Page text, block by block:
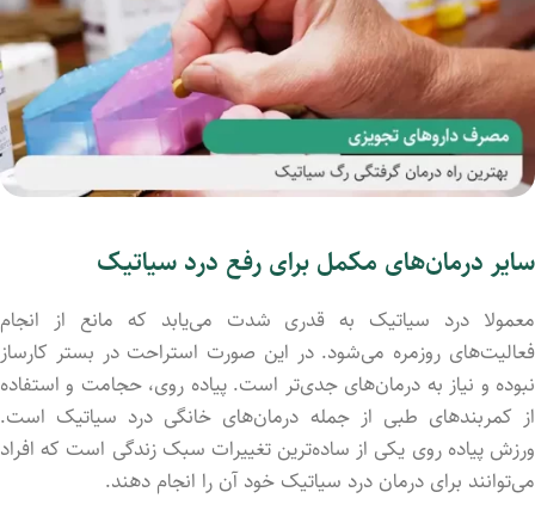
سایر درمان‌های مکمل برای رفع درد سیاتیک
معمولا درد سیاتیک به قدری شدت می‌یابد که مانع از انجام
فعالیت‌های روزمره می‌شود. در این صورت استراحت در بستر کارساز
نبود‌ه و نیاز به درمان‌های جدی‌تر است. پیاده روی، حجامت و استفاده
از کمربندهای طبی از جمله درمان‌های خانگی درد سیاتیک است.
ورزش پیاده روی یکی از ساده‌ترین تغییرات سبک زندگی است که افراد
می‌توانند برای درمان درد سیاتیک خود آن را انجام دهند.